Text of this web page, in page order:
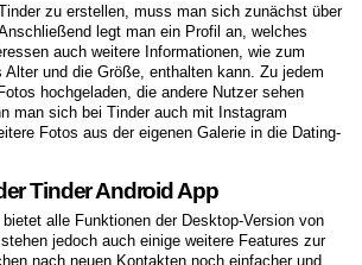
zu erstellen, muss man sich zunächst über
Anschließend legt man ein Profil an, welches
auch weitere Informationen, wie zum
und die Größe, enthalten kann. Zu jedem
hochgeladen, die andere Nutzer sehen
man sich bei Tinder auch mit Instagram
Fotos aus der eigenen Galerie in die Dating-
Tinder Android App
alle Funktionen der Desktop-Version von
jedoch auch einige weitere Features zur
nach neuen Kontakten noch einfacher und